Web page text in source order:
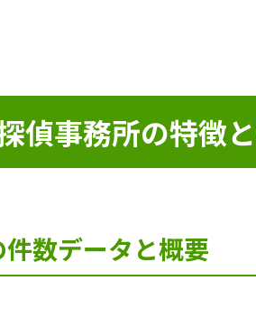
偵事務所の特徴
数データと概要